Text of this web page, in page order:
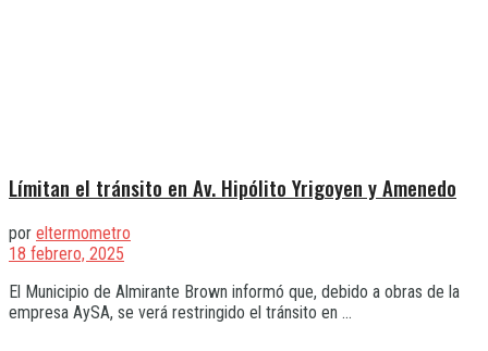
Límitan el tránsito en Av. Hipólito Yrigoyen y Amenedo
por eltermometro
18 febrero, 2025
El Municipio de Almirante Brown informó que, debido a obras de la
empresa AySA, se verá restringido el tránsito en ...